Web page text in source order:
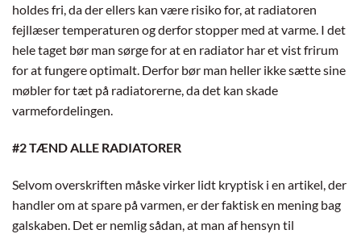
holdes fri, da der ellers kan være risiko for, at radiatoren
fejllæser temperaturen og derfor stopper med at varme. I det
hele taget bør man sørge for at en radiator har et vist frirum
for at fungere optimalt. Derfor bør man heller ikke sætte sine
møbler for tæt på radiatorerne, da det kan skade
varmefordelingen.
#2 TÆND ALLE RADIATORER
Selvom overskriften måske virker lidt kryptisk i en artikel, der
handler om at spare på varmen, er der faktisk en mening bag
galskaben. Det er nemlig sådan, at man af hensyn til